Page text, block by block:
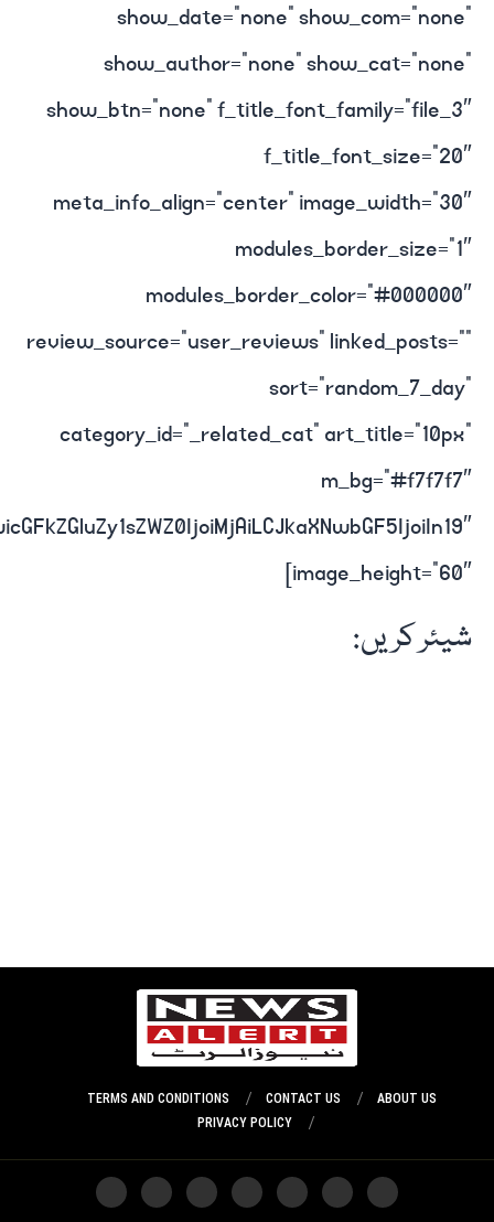
show_date=”none” show_com=”none”
show_author=”none” show_cat=”none”
show_btn=”none” f_title_font_family=”file_3″
f_title_font_size=”20″
meta_info_align=”center” image_width=”30″
modules_border_size=”1″
modules_border_color=”#000000″
review_source=”user_reviews” linked_posts=””
sort=”random_7_day”
category_id=”_related_cat” art_title=”10px”
m_bg=”#f7f7f7″
image_height=”60″]
شیئر کریں:
ABOUT US
CONTACT US
TERMS AND CONDITIONS
PRIVACY POLICY